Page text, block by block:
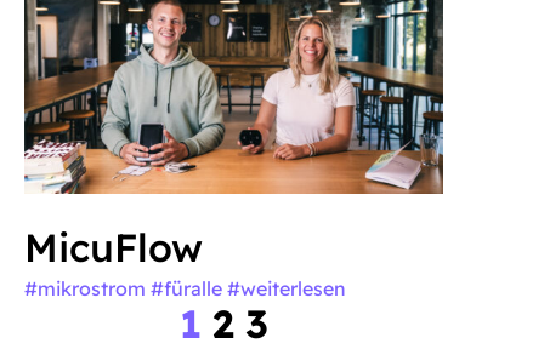
MicuFlow
#mikrostrom #füralle #weiterlesen
1 2 3